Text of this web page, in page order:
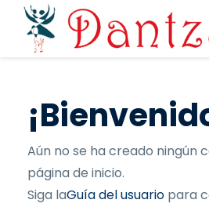
Pasar al contenido principal
Aún no se ha creado ningún
página de inicio.
Siga laGuía del usuario para